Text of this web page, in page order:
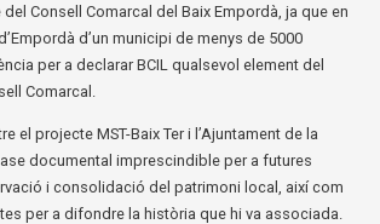
Consell Comarcal del Baix Empordà, ja que en
d’un municipi de menys de 5000
per a declarar BCIL qualsevol element del
Comarcal.
el projecte MST-Baix Ter i l’Ajuntament de la
documental imprescindible per a futures
i consolidació del patrimoni local, així com
per a difondre la història que hi va associada.